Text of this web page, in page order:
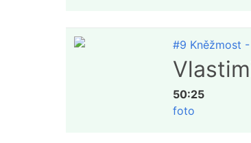
#9 Kněžmost
50:25
foto